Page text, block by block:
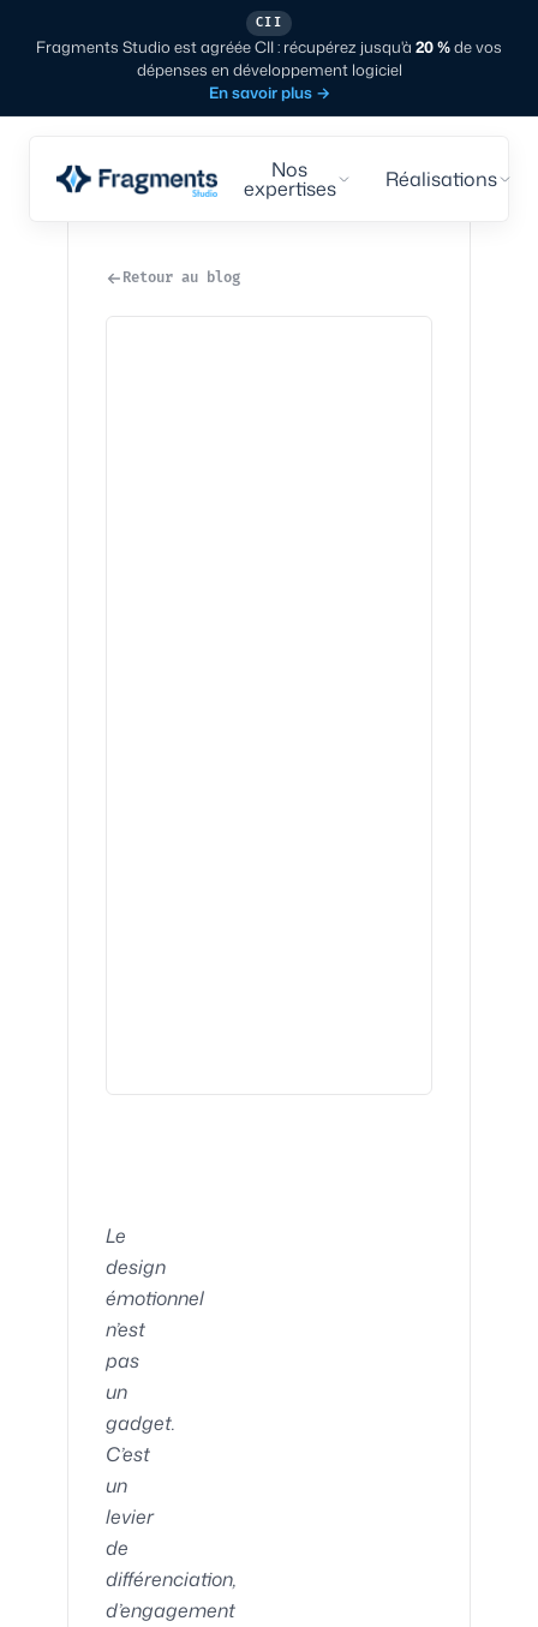
CII
Fragments Studio est agréée CII : récupérez jusqu'à 20 %de vos
dépenses en développement logiciel
En savoir plus →
Nos
expertises Réalisations
Retour au blog
Le
design
émotionnel
n’est
pas
un
gadget.
C’est
un
levier
de
différenciation,
d’engagement